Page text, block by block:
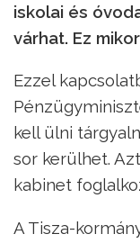
iskolai és
várhat. Ez
Ezzel
kell ülni
sor kerülhet.
kabinet
A Tisza-